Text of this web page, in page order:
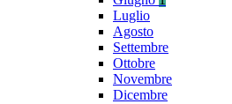
Luglio
Agosto
Settembre
Ottobre
Novembre
Dicembre